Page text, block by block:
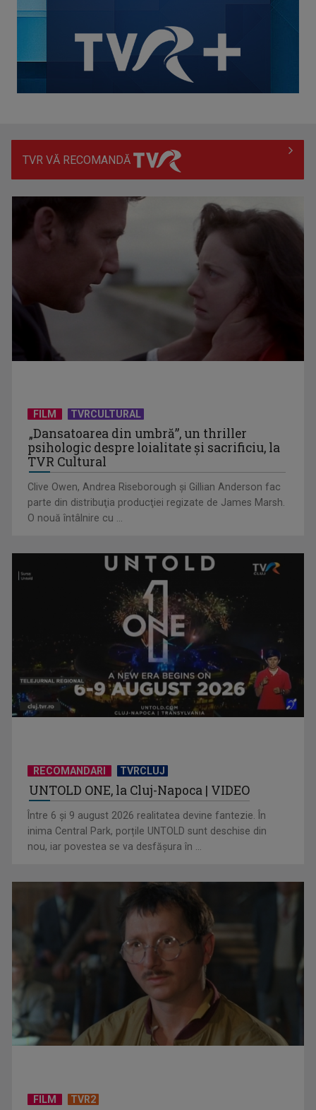
aniversat la TVR ...
în România”, un ...
Piesa „Inimă, nu fi de piatră” a Corinei Chiriac ia argintul în
Hora care unește generații | VIDEO
Piesa Angelei Similea „După noapte vine zi” – pe podium şi
acum în inimile ...
TVR VĂ RECOMANDĂ
FILM TVRCULTURAL
„Dansatoarea din umbră”, un thriller
psihologic despre loialitate și sacrificiu, la
TVR Cultural
Clive Owen, Andrea Riseborough şi Gillian Anderson fac
parte din distribuţia producţiei regizate de James Marsh.
O nouă întâlnire cu ...
RECOMANDARI TVRCLUJ
UNTOLD ONE, la Cluj-Napoca | VIDEO
Între 6 și 9 august 2026 realitatea devine fantezie. În
inima Central Park, porțile UNTOLD sunt deschise din
nou, iar povestea se va desfășura în ...
FILM TVR2